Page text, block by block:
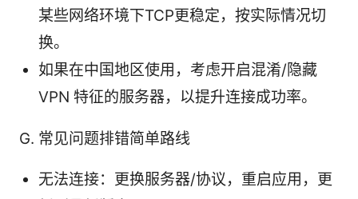
某些网络环境下TCP更稳定，按实际情况切
换。
如果在中国地区使用，考虑开启混淆/隐藏
VPN 特征的服务器，以提升连接成功率。
G. 常见问题排错简单路线
无法连接：更换服务器/协议，重启应用，更